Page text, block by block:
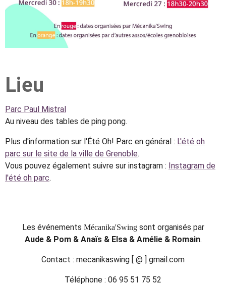
Lieu
Parc Paul Mistral
Au niveau des tables de ping pong.
Plus d'information sur l'Été Oh! Parc en général : L'été oh
parc sur le site de la ville de Grenoble.
Vous pouvez également suivre sur instagram : Instagram de
l'été oh parc.
Les événements Mécanika'Swingsont organisés par
Aude & Pom & Anaïs & Elsa & Amélie & Romain.
Contact : mecanikaswing [ @ ] gmail.com
Téléphone : 06 95 51 75 52